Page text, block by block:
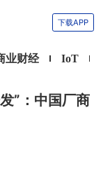
下载APP
业财经 IoT
”：中国厂商